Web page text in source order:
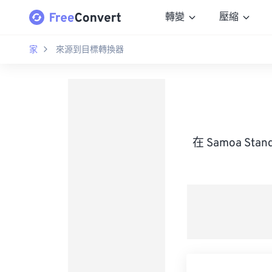
轉變 壓縮
家 來源到目標轉換器
在 Samoa